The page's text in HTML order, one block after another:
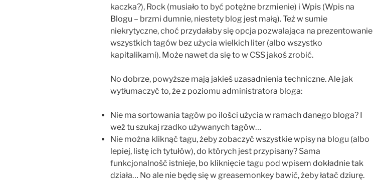
kaczka?), Rock (musiało to być potężne brzmienie) i Wpis (Wpis na
Blogu – brzmi dumnie, niestety blog jest małą). Też w sumie
niekrytyczne, choć przydałaby się opcja pozwalająca na prezentowanie
wszystkich tagów bez użycia wielkich liter (albo wszystko
kapitalikami). Może nawet da się to w CSS jakoś zrobić.
No dobrze, powyższe mają jakieś uzasadnienia techniczne. Ale jak
wytłumaczyć to, że z poziomu administratora bloga:
Nie ma sortowania tagów po ilości użycia w ramach danego bloga? I
weź tu szukaj rzadko używanych tagów…
Nie można kliknąć tagu, żeby zobaczyć wszystkie wpisy na blogu (albo
lepiej, listę ich tytułów), do których jest przypisany? Sama
funkcjonalność istnieje, bo kliknięcie tagu pod wpisem dokładnie tak
działa… No ale nie będę się w greasemonkey bawić, żeby łatać dziurę.